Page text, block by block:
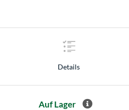
Details
Auf Lager